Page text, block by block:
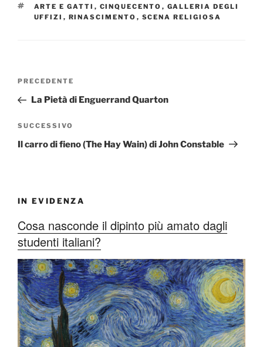
TAG
ARTE E GATTI , CINQUECENTO , GALLERIA DEGLI
UFFIZI , RINASCIMENTO , SCENA RELIGIOSA
Navigazione
Articolo
precedente:
PRECEDENTE
La Pietà di Enguerrand Quarton
Articolo
successivo
SUCCESSIVO
Il carro di fieno (The Hay Wain) di John Constable
IN EVIDENZA
Cosa nasconde il dipinto più amato dagli
studenti italiani?